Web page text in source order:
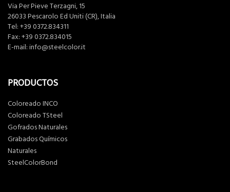
Via Per Pieve Terzagni, 15
26033 Pescarolo Ed Uniti (CR), Italia
Tel: +39 0372.834311
Fax: +39 0372.834015
E-mail: info@steelcolor.it
PRODUCTOS
Coloreado INCO
Coloreado TSteel
Gofrados Naturales
Grabados Químicos
Naturales
SteelColorBond